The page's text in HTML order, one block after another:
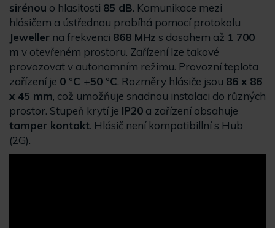
sirénou o hlasitosti 85 dB. Komunikace mezi
hlásičem a ústřednou probíhá pomocí protokolu
Jeweller na frekvenci 868 MHz s dosahem až 1 700
m v otevřeném prostoru. Zařízení lze takové
provozovat v autonomním režimu. Provozní teplota
zařízení je 0 °C +50 °C. Rozměry hlásiče jsou 86 x 86
x 45 mm, což umožňuje snadnou instalaci do různých
prostor. Stupeň krytí je IP20 a zařízení obsahuje
tamper kontakt. Hlásič není kompatibillní s Hub
(2G).